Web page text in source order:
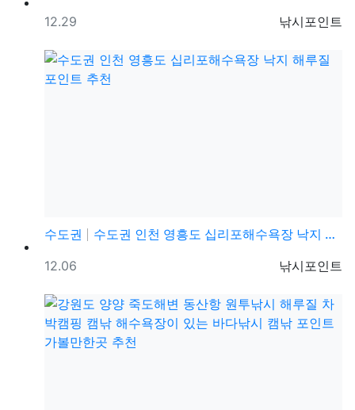
등록자
낚시포인트
등록일
12.29
수도권
수도권 인천 영흥도 십리포해수욕장 낙지 해루질 포인트 …
등록자
낚시포인트
등록일
12.06